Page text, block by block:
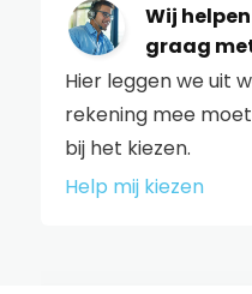
Wij
graag
Hier leggen we uit
rekening mee
bij het kiezen.
Help mij kiezen